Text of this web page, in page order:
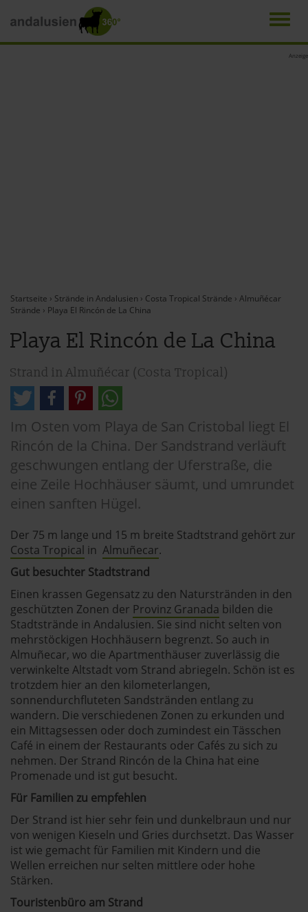
Anzeige
Startseite › Strände in Andalusien › Costa Tropical Strände › Almuñécar
Strände › Playa El Rincón de La China
Playa El Rincón de La China
Strand in Almuñécar (Costa Tropical)
Im Osten vom Playa de San Cristobal liegt El
Rincón de la China. Der Sandstrand verläuft
geschwungen entlang der Uferstraße, die
eine Zeile Hochhäuser säumt, und umrundet
einen sanften Hügel.
Der 75 m lange und 15 m breite Stadtstrand gehört zur
Costa Tropical in Almuñecar.
Gut besuchter Stadtstrand
Einen krassen Gegensatz zu den Naturstränden in den
geschützten Zonen der Provinz Granada bilden die
Stadtstrände in Andalusien. Sie sind nicht selten von
mehrstöckigen Hochhäusern begrenzt. So auch in
Almuñecar, wo die Apartmenthäuser zuverlässig die
verwinkelte Altstadt vom Strand abriegeln. Schön ist es
trotzdem hier an den kilometerlangen,
sonnendurchfluteten Sandstränden entlang zu
wandern. Die verschiedenen Zonen zu erkunden und
ein Mittagsessen oder doch zumindest ein Tässchen
Café in einem der Restaurants oder Cafés zu sich zu
nehmen. Der Strand Rincón de la China hat eine
Promenade und ist gut besucht.
Für Familien zu empfehlen
Der Strand ist hier sehr fein und dunkelbraun und nur
von wenigen Kieseln und Gries durchsetzt. Das Wasser
ist wie gemacht für Familien mit Kindern und die
Wellen erreichen nur selten mittlere oder hohe
Stärken.
Touristenbüro am Strand